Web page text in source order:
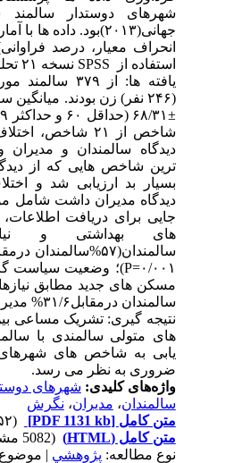
دوستدار سالمند سازمان بهداشت
جهانی(۲۰۱۳)بود. داده ها با آمار توصیفی(میانگین،
معیار، درصد فراوانی) و آزمون گاما با
یافته ها: از ۳۷۹ سالمند مورد بررسی ۶۴/۹%
(۲۴۶ نفر) زن بودند. میانگین سنی سالمندان ۸/۲۵
±۶۸/۳۱ (حداقل ۶۰ و حداکثر ۸۹ سال) بود. در ۱۳
شاخص از ۲۱ شاخص، اختلاف معنی داری بین
سالمندان و مدیران وجود داشت.عمده
هایی که از دیدگاه سالمندان بد تا
ارزیابی شد و اختلاف معنی داری با
مدیران داشت شامل موارد زیر بود: وجود
دریافت اطلاعات، جهت رفع نگرانی
و نیازهای خدماتی
سالمندان(۵۷%سالمندان درمقابل۱۴% مدیران )(
۰/۰۰۱=P)؛ وضعیت سیاست گزاری برای ساخت
مسکن های جدید مطابق نیازهای سالمندان(۵۷%
تشریک مساعی بین مدیران سازمان
سالمندی با سالمندان، جهت دست
شاخص های شهرهای دوستدار سالمند
به نظر می رسد.
شهرهای دوستدار سالمند،
،نگرش
(۳۵۵۲ دریافت)
| |
(5082 مشاهده)
پژوهشي | موضوع مقاله:سالمند